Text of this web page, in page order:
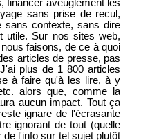
financer aveuglément les
sans prise de recul,
sans contexte, sans dire
utile. Sur nos sites web,
faisons, de ce à quoi
articles de presse, pas
plus de 1 800 articles
à faire qu'à les lire, à y
alors que, comme la
aucun impact. Tout ça
ignare de l'écrasante
ignorant de tout (quelle
l'info sur tel sujet plutôt